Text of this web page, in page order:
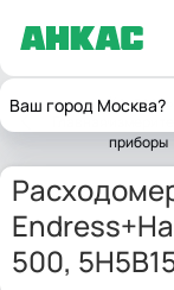
Ваш город Москва?
Главная
приборы
500,